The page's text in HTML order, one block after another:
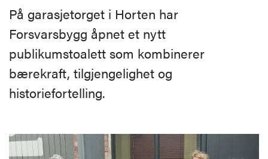
På garasjetorget i Horten har
Forsvarsbygg åpnet et nytt
publikumstoalett som kombinerer
bærekraft, tilgjengelighet og
historiefortelling.